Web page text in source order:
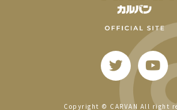
Copyright © CARVAN All right